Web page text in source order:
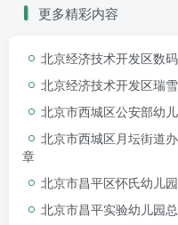
更多精彩内容
北京经济技术开发区数
北京经济技术开发区瑞
北京市西城区公安部幼
北京市西城区月坛街道
章
北京市昌平区怀氏幼儿
北京市昌平实验幼儿园